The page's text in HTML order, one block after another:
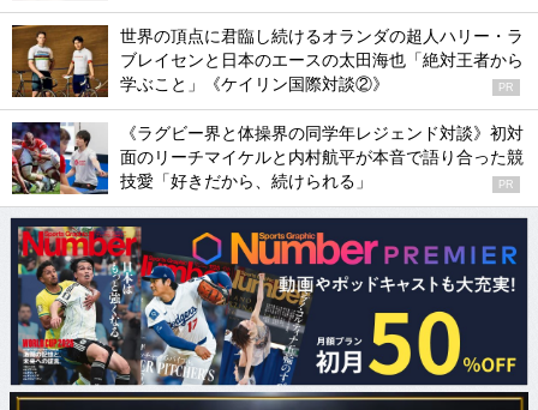
世界の頂点に君臨し続けるオランダの超人ハリー・ラ
ブレイセンと日本のエースの太田海也「絶対王者から
学ぶこと」《ケイリン国際対談②》
PR
《ラグビー界と体操界の同学年レジェンド対談》初対
面のリーチマイケルと内村航平が本音で語り合った競
技愛「好きだから、続けられる」
PR